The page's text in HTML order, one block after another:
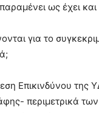
ως έχει
για το
Επικινδύνου
περιμετρικά